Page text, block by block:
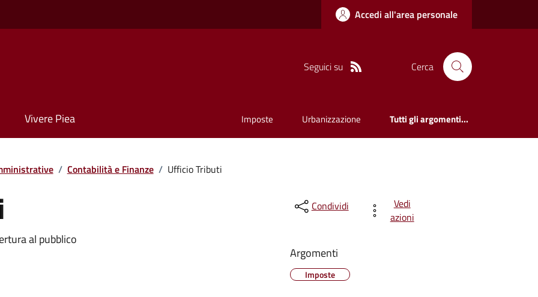
Accedi all'area personale
Seguici su Cerca
Vivere Piea Imposte Urbanizzazione Tutti gli argomenti...
/ Contabilità e Finanze / Ufficio Tributi
al pubblico
Condividi
Vedi
azioni
Argomenti
Imposte